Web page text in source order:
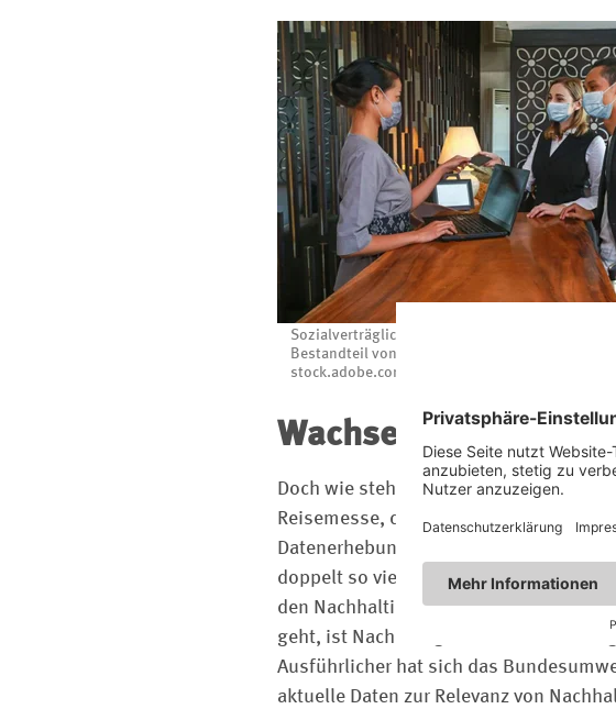
Sozialverträgliche Arbeitsbedingungen sind ein
Bestandteil von Nachhaltigkeit im Tourismus.
stock.adobe.com/© Space_Cat
Wachsende
Doch wie stehen eigentlich die
Reisemesse, die im März 2021 virtuell
Datenerhebung dazu beauftragt.
doppelt so viele wie noch 2018. Und
den Nachhaltigkeitstrend im
geht, ist Nachhaltigkeit für mich
Ausführlicher hat sich das
aktuelle Daten zur Relevanz von